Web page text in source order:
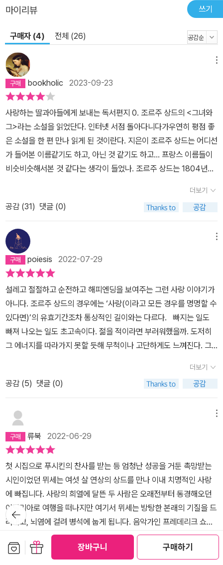
장바구니 구매하기
마이리뷰 쓰기
구매자 (4) 전체 (26)
bookholic 2023-09-23
사랑하는 딸과아들에게 보내는 독서편지 0. 조르주 상드의 <그녀와
그>라는 소설을 읽었단다. 인터넷 서점 돌아다니다가우연히 평점 좋
은 소설을 한 편 만나 읽게 된 것이란다. 지은이 조르주 상드는 어디선
가 들어본 이름같기도 하고, 아닌 것 같기도 하고… 프랑스 이름들이
비슷비슷해서본 것 같다는 생각이 들었나. 조르주 상드는 1804년에
8세에 결혼했다가 이혼하고 작가 생활을했는데, 남장 차림으로 지내
기도 했대. 많은 문인과 예술가들과친하게 지냈는데 한 때 시인인 뮈
세와 사귀게 되었고, 뮈세와 사귀었던 내용을 바탕으로 쓴 소설이 <
그녀와 그>라는 소설이라고 하는구나.조르주 상드는 뮈세 뿐만 아니
라 쇼팽과도 사귀었고, 평생 사랑을 나누거나 우정을 맺은 사람들이
이천 명이 넘었다고 하는구나. MBTI를검사했다면 첫번째 알파벳은 I
는 0%인 E가 아니었을까 싶구나. 이번에 읽은 <그녀와 그>에는 주
요 등장 인물 세 사람이 나오는데, 실제 경험을 바탕으로 쓴 소설이라
서 실존 인물과 매칭은 다음과 같단다. 테레즈자크라는 사람은 조르
주 상드 자신의 분신이고, 로랑 드 포벨은 앞서 이야기한 시인 알프레
드 드 뮈세의분신이고, 리처드 파머라는 사람은 이탈리아 의사 피에
트로 파젤로의 분신이란다.1.소설의 내용은 평점이 왜 이리 좋은가?
싶을 정도로 아빠의 취향은 아니었단다. 일단 주인공 남자 로랑이약
간 찌질남으로 나온단다. 테레즈는 서른 살이고, 로랑은스물네 살이
하는데, 뭐랄까? 사랑을 한번 해본 적 없는 남자처럼 좀 지저분하게
고백을 한단다. 테레즈는이름을 공개할 수는 없지만 사귀는 남자가
있다고 거절을 했단다. 거짓말이었고, 일종의 떠보기 또는 밀당이었
것 같기도 하고 부담감 같기도 하고…테레즈 주변에 리처드 파머라는
미국인 사업가가 있는데, 로랑은 테레즈가 이야기한 남자 친구가 파
머라고 단정짓는단다. 그런데파머가 파리를 떠나면서 로랑에게 이야
기하기를, 테레즈에 관한 옛 이야기를 해주었어. 아버지가 테레즈를
강제로 결혼시켰는데 얼마 안 있다가 아버지는 돌아가셨고, 결혼한남
서 살려고 했는데, 그만 아들 마저 빼앗기고 말았어. 남편은 아들을 미
국으로 데리고갔는데, 얼마 후 아들의 사망 소식을 들었지. 테레즈는
더보기
공감 (31) 댓글 (0)
poiesis 2022-07-29
설레고 절절하고 순전하고 해피엔딩을 보여주는 그런 사랑 이야기가
아니다. 조르주 상드의 경우에는 ‘사랑(이라고 모든 경우를 명명할 수
있다면)’의 유효기간조차 통상적인 길이와는 다르다. 빠지는 일도
빠져 나오는 일도 초고속이다. 젊을 적이라면 부러워했을까. 도저히
그 에너지를 따라가지 못할 듯해 무척이나 고단하게도 느껴진다. 그
그저 궁금하다. 감정의 강렬함, 집중력, 망설임없는 실행력, 감정이 머
무는 동안에 상대에게 확신을 시켜주는 그 어떤 것 때문일까. 의사, 작
가, 법조인, 예술인 등등의 상대는 타격이 아주 심하다. 심지어 버림받
은 경우라도 그렇다. 덕분에 이상적으로 공감할 인물을 못 만났지만,
아주 현실감있는 ‘인간’ 유형들을 단체로 만나본 기분이다. 도대체 왜
이러나 싶기도 하지만, 알고 보면 어딘가 비합리적이고 어딘가 엉망
으로 살고, 혹은 그럴 가능성을 교육과 훈련과 여타의 제한들로 누르
고 감추고 있는 우리 존재들... 그래서 ‘사랑’이란 무엇인가. 아무 것
도 사랑이 아니거나 모든 것이 사랑인가. 당사자들 이외는 아무도 모
르는 것이고, 세상의 모든 변수에 영향을 받는 복잡하고 곤란한 감정
인가. 용기 있게 시작하고 영원을 맹세한 사랑이 사소한 것들에 무너
지는 일은 왜 반복되는가. 테레즈의 일견 헌신적인 태도는 로랑을 더
깊은 방탕으로 망가뜨리는 기폭제로도 느껴지고, 자신을 해치는 자학
적인 방식으로도 보인다. 선택권을 가진 채로도 지루함보다는 차라리
더보기
공감 (5) 댓글 (0)
류북 2022-06-29
첫 시집으로 푸시킨의 찬사를 받는 등 엄청난 성공을 거둔 촉망받는
시인이었던 뮈세는 여섯 살 연상의 상드를 만나 이내 치명적인 사랑
에 빠집니다. 사랑의 희열에 달뜬 두 사람은 오래전부터 동경해오던
이탈리아로 여행을 떠나지만 여기서 뮈세는 방탕한 본래의 기질을 드
러내고, 뇌염에 걸려 병석에 눕게 됩니다. 음악가인 프레데리크 쇼팽
을 비롯해 일평생 수많은 남자와 경계 없이 교류하며 ‘사랑의 화신’이
라 불린 조르주 상드와 프랑스 낭만주의를 대표하는 천재 시인 알프
더보기
댓글 (0)
뒤로가
기